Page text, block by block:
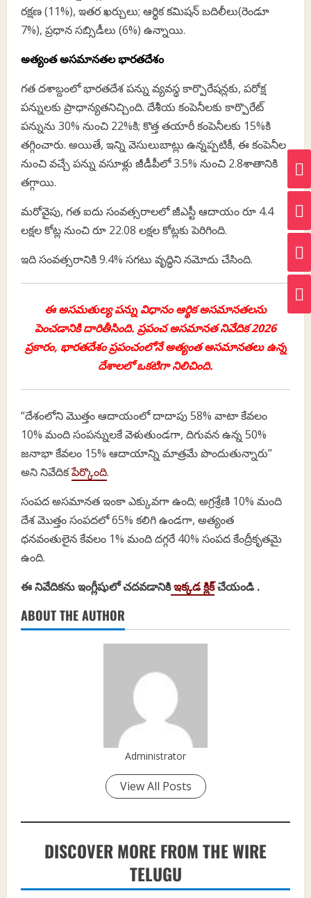
రక్షణ (11%), ఇతర ఖర్చులు; ఆర్థిక కమిషన్ బదిలీలు(రెండూ
7%), ప్రధాన సబ్సిడీలు (6%) ఉన్నాయి.
అత్యంత అసమానతల భారతదేశం
గత దశాబ్దంలో భారతదేశ పన్ను వ్యవస్థ కార్పొరేషన్లకు, పరోక్ష
పన్నులకు ప్రాధాన్యతనిచ్చింది. దేశీయ కంపెనీలకు కార్పొరేట్
పన్నును 30% నుంచి 22%కి; కొత్త తయారీ కంపెనీలకు 15%కి
తగ్గించారు. అయితే, ఇన్ని వెసులుబాట్లు ఉన్నప్పటికీ, ఈ కంపెనీల
నుంచి వచ్చే పన్ను వసూళ్లు జీడీపీలో 3.5% నుంచి 2.8శాతానికి
తగ్గాయి.
మరోవైపు, గత ఐదు సంవత్సరాలలో జీఎస్టీ ఆదాయం రూ 4.4
లక్షల కోట్ల నుంచి రూ 22.08 లక్షల కోట్లకు పెరిగింది.
ఇది సంవత్సరానికి 9.4% సగటు వృద్ధిని నమోదు చేసింది.
ఈ అసమతుల్య పన్ను విధానం ఆర్థిక అసమానతలను
పెంచడానికి దారితీసింది. ప్రపంచ అసమానత నివేదిక 2026
ప్రకారం, భారతదేశం ప్రపంచంలోనే అత్యంత అసమానతలు ఉన్న
దేశాలలో ఒకటిగా నిలిచింది.
“దేశంలోని మొత్తం ఆదాయంలో దాదాపు 58% వాటా కేవలం
10% మంది సంపన్నులకే వెళుతుండగా, దిగువన ఉన్న 50%
జనాభా కేవలం 15% ఆదాయాన్ని మాత్రమే పొందుతున్నారు”
అని నివేదికపేర్కొంది.
సంపద అసమానత ఇంకా ఎక్కువగా ఉంది; అగ్రశ్రేణి 10% మంది
దేశ మొత్తం సంపదలో 65% కలిగి ఉండగా, అత్యంత
ధనవంతులైన కేవలం 1% మంది దగ్గరే 40% సంపద కేంద్రీకృతమై
ఉంది.
ఈ నివేదికను ఇంగ్లీషులో చదవడానికిఇక్కడ క్లిక్చేయండి .
ABOUT THE AUTHOR
Administrator
View All Posts
DISCOVER MORE FROM THE WIRE
TELUGU